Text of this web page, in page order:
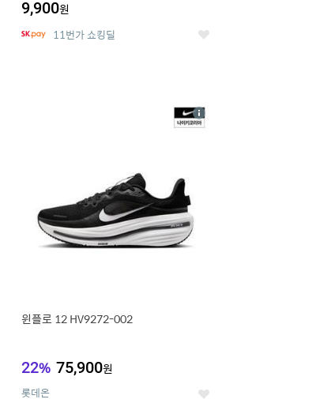
9,900원
11번가 쇼킹딜 좋
윈플로 12 HV9272-002
22% 75,900원
롯데온 좋
상
세